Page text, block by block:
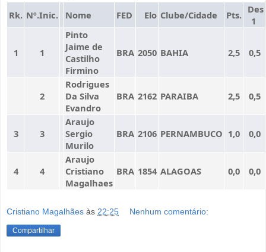
Rk. Nº.Inic. Nome FED Elo Clube/Cidade Pts. Des
1
1 1
Pinto
Jaime de
Castilho
Firmino
BRA 2050 BAHIA 2,5 0,5
2
Rodrigues
Da Silva
Evandro
BRA 2162 PARAIBA 2,5 0,5
3 3
Araujo
Sergio
Murilo
BRA 2106 PERNAMBUCO 1,0 0,0
4 4
Araujo
Cristiano
Magalhaes
BRA 1854 ALAGOAS 0,0 0,0
Cristiano Magalhães às 22:25 Nenhum comentário:
Compartilhar